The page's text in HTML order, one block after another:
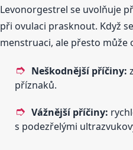
Levonorgestrel se uvolňuje
při ovulaci prasknout. Když
menstruaci, ale přesto může
Neškodnější příčiny:
příznaků.
Vážnější příčiny:
s podezřelými